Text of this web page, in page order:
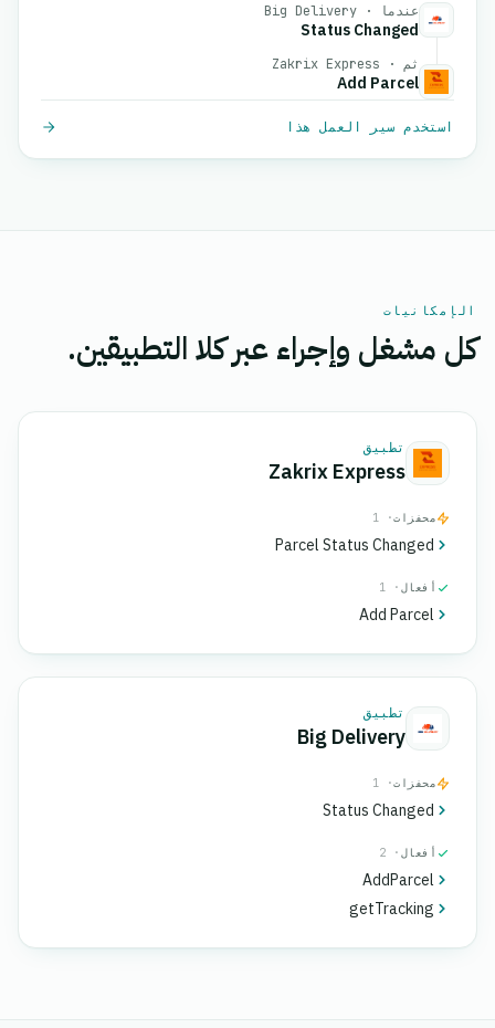
عندما · Big Delivery
Status Changed
ثم · Zakrix Express
Add Parcel
استخدم سير العمل هذا
الإمكانيات
كل مشغل وإجراء عبر كلا التطبيقين.
تطبيق
Zakrix Express
محفزات· 1
Parcel Status Changed
أفعال · 1
Add Parcel
تطبيق
Big Delivery
محفزات· 1
Status Changed
أفعال · 2
AddParcel
getTracking